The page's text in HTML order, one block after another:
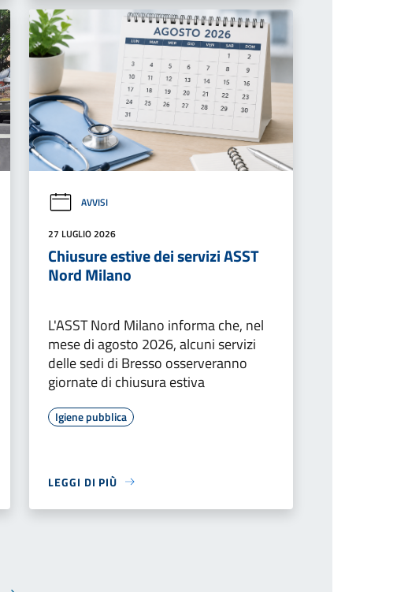
AVVISI
27 LUGLIO 2026
Chiusure estive dei servizi ASST
Nord Milano
L'ASST Nord Milano informa che, nel
mese di agosto 2026, alcuni servizi
delle sedi di Bresso osserveranno
giornate di chiusura estiva
Igiene pubblica
LEGGI DI PIÙ